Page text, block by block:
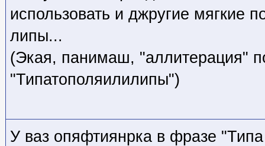
использовать и джругие мягкие
липы...
(Экая, панимаш, "аллитерация"
"Типатополяилилипы")
У ваз опяфтиянрка в фразе